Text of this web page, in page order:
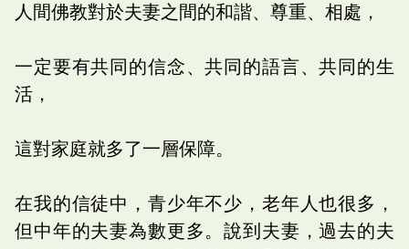
人間佛教對於夫妻之間的和諧、尊重、相處，
一定要有共同的信念、共同的語言、共同的生
活，
這對家庭就多了一層保障。
在我的信徒中，青少年不少，老年人也很多，
但中年的夫妻為數更多。說到夫妻，過去的夫